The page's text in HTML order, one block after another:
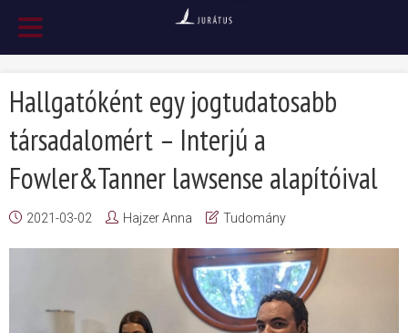
Hallgatóként egy jogtudatosabb
társadalomért – Interjú a
Fowler&Tanner lawsense alapítóival
2021-03-02 Hajzer Anna Tudomány